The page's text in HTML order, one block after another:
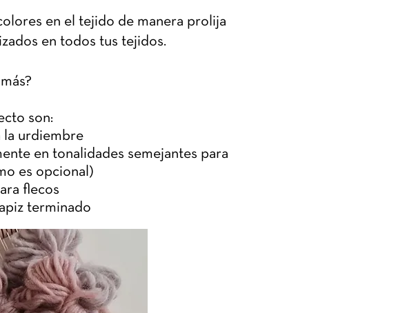
en el tejido de manera prolija
en todos tus tejidos.
son:
la urdiembre
en tonalidades semejantes para
es opcional)
flecos
terminado